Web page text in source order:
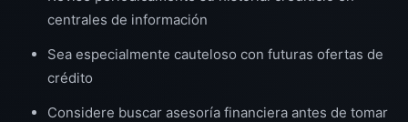
centrales de información
Sea especialmente cauteloso con futuras ofertas de
crédito
Considere buscar asesoría financiera antes de tomar